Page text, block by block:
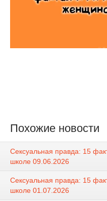
Похожие новости
Сексуальная правда: 15
школе 09.06.2026
Сексуальная правда: 15
школе 01.07.2026